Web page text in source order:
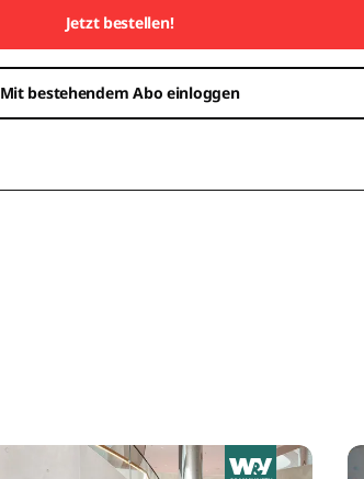
Jetzt bestellen!
Mit bestehendem Abo einloggen